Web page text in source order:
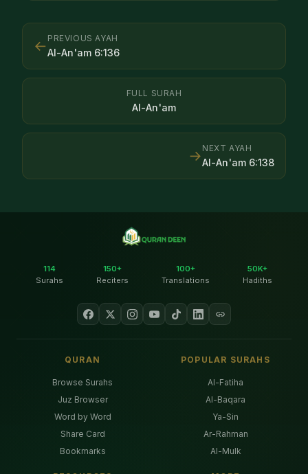
← PREVIOUS AYAH
Al-An'am 6:136
FULL SURAH
Al-An'am
NEXT AYAH
Al-An'am 6:138
→
114
Surahs
150+
Reciters
100+
Translations
50K+
Hadiths
QURAN
Browse Surahs
Juz Browser
Word by Word
Share Card
Bookmarks
POPULAR SURAHS
Al-Fatiha
Al-Baqara
Ya-Sin
Ar-Rahman
Al-Mulk